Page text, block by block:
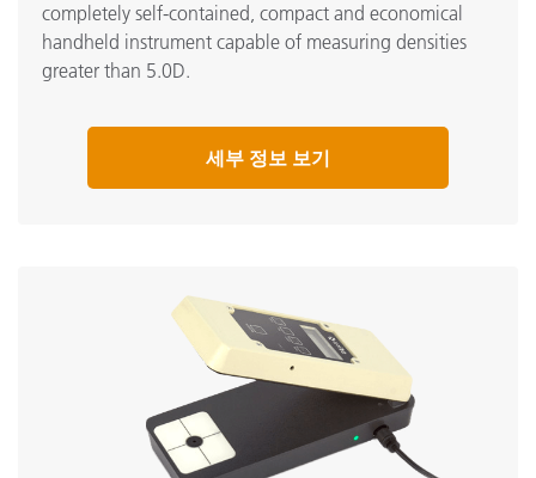
completely self-contained, compact and economical
handheld instrument capable of measuring densities
greater than 5.0D.
세부 정보 보기